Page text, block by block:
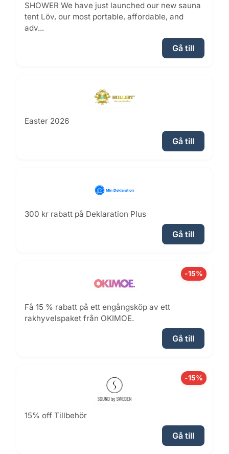
SHOWER We have just launched our new sauna
tent Löv, our most portable, affordable, and
adv...
Gå till
Easter 2026
Gå till
300 kr rabatt på Deklaration Plus
Gå till
-15%
Få 15 % rabatt på ett engångsköp av ett
rakhyvelspaket från OKIMOE.
Gå till
-15%
15% off Tillbehör
Gå till